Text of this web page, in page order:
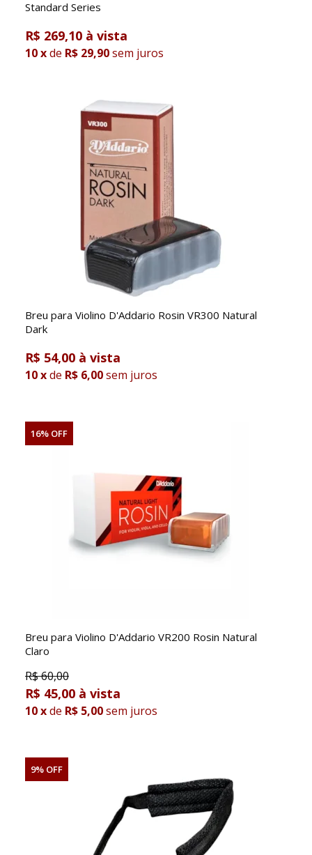
Standard Series
R$ 269,10
10xde R$ 29,90sem juros
Breu para Violino D'Addario Rosin VR300 Natural
Dark
R$ 54,00
10xde R$ 6,00sem juros
16% OFF
Breu para Violino D'Addario VR200 Rosin Natural
Claro
R$60,00
R$ 45,00
10xde R$ 5,00sem juros
9% OFF